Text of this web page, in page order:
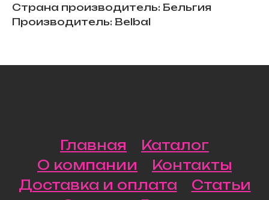
Страна производитель: Бельгия
Производитель: Belbal
Главная
Каталог
О компании
Контакты
Доставка и оплата
Статьи